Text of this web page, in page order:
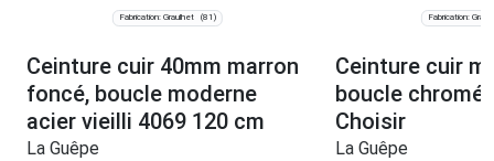
Fabrication: Graulhet (81)
Ceinture cuir 40mm marron
foncé, boucle moderne
acier vieilli 4069 120 cm
La Guêpe
Fabrication:
Ceinture cuir
boucle
Choisir
La Guêpe